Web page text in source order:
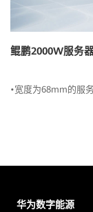
鲲鹏2000W服务
•宽度为68mm的服
华为数字能源